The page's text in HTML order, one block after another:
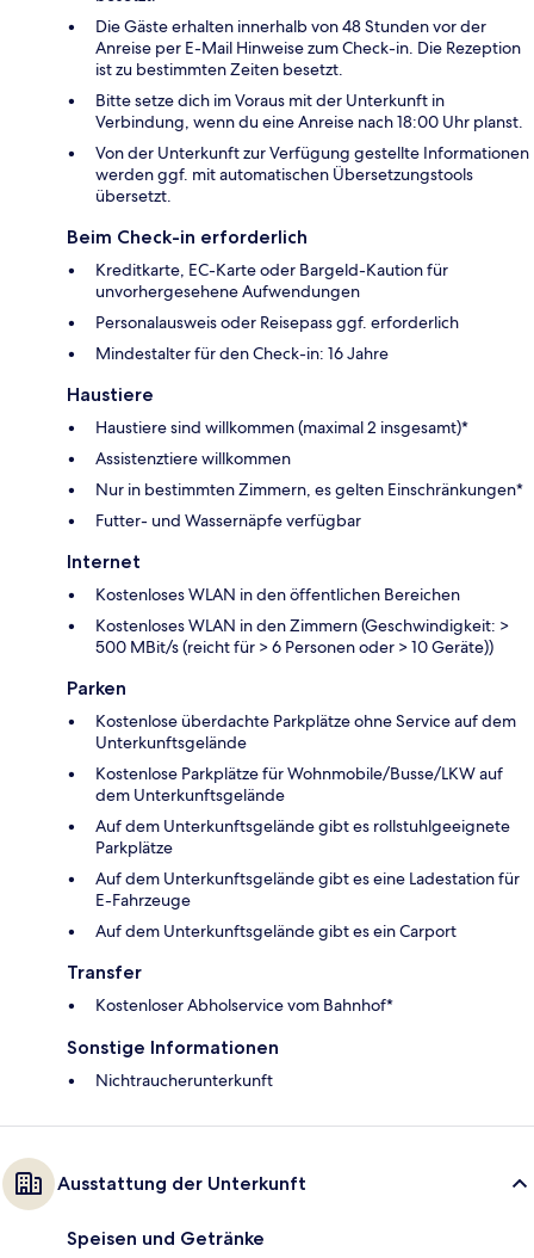
Die Gäste erhalten innerhalb von 48 Stunden vor der
Anreise per E-Mail Hinweise zum Check-in. Die Rezeption
ist zu bestimmten Zeiten besetzt.
Bitte setze dich im Voraus mit der Unterkunft in
Verbindung, wenn du eine Anreise nach 18:00 Uhr planst.
Von der Unterkunft zur Verfügung gestellte Informationen
werden ggf. mit automatischen Übersetzungstools
übersetzt.
Beim Check-in erforderlich
Kreditkarte, EC-Karte oder Bargeld-Kaution für
unvorhergesehene Aufwendungen
Personalausweis oder Reisepass ggf. erforderlich
Mindestalter für den Check-in: 16 Jahre
Haustiere
Haustiere sind willkommen (maximal 2 insgesamt)*
Assistenztiere willkommen
Nur in bestimmten Zimmern, es gelten Einschränkungen*
Futter- und Wassernäpfe verfügbar
Internet
Kostenloses WLAN in den öffentlichen Bereichen
Kostenloses WLAN in den Zimmern (Geschwindigkeit: >
500 MBit/s (reicht für > 6 Personen oder > 10 Geräte))
Parken
Kostenlose überdachte Parkplätze ohne Service auf dem
Unterkunftsgelände
Kostenlose Parkplätze für Wohnmobile/Busse/LKW auf
dem Unterkunftsgelände
Auf dem Unterkunftsgelände gibt es rollstuhlgeeignete
Parkplätze
Auf dem Unterkunftsgelände gibt es eine Ladestation für
E-Fahrzeuge
Auf dem Unterkunftsgelände gibt es ein Carport
Transfer
Kostenloser Abholservice vom Bahnhof*
Sonstige Informationen
Nichtraucherunterkunft
Ausstattung der Unterkunft
Speisen und Getränke